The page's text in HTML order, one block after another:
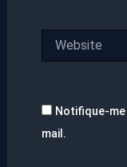
Notifique-
mail.